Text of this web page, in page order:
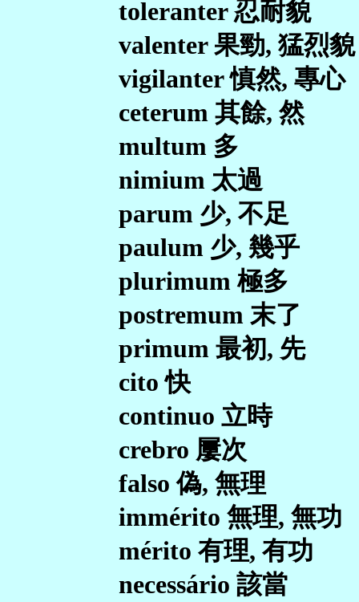
toleranter 忍耐貌
valenter 果勁, 猛烈貌
vigilanter 慎然, 專心
ceterum 其餘, 然
multum 多
nimium 太過
parum 少, 不足
paulum 少, 幾乎
plurimum 極多
postremum 末了
primum 最初, 先
cito 快
continuo 立時
crebro 屢次
falso 偽, 無理
immérito 無理, 無功
mérito 有理, 有功
necessário 該當